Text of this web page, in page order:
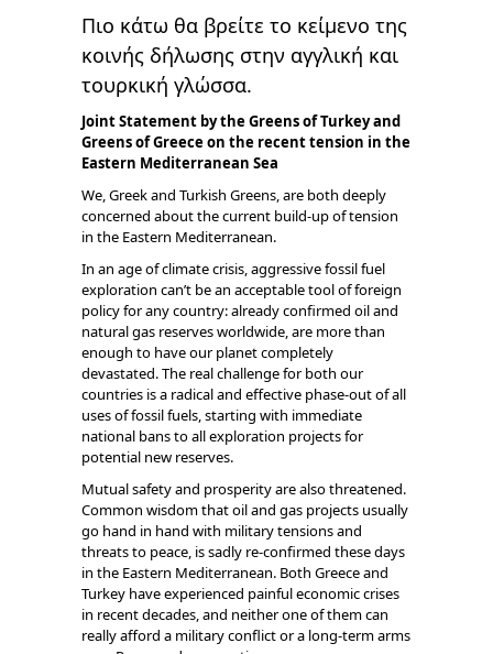
Πιο κάτω θα βρείτε το κείμενο της
κοινής δήλωσης στην αγγλική και
τουρκική γλώσσα.
JointStatement bytheGreensofTurkeyand
GreensofGreece on the recent tension in the
Eastern Mediterranean Sea
We, Greek and Turkish Greens, are both deeply
concerned about the current build-up of tension
in the Eastern Mediterranean.
In an age of climate crisis, aggressive fossil fuel
exploration can’t be an acceptable tool of foreign
policy for any country: already confirmed oil and
natural gas reserves worldwide, are more than
enough to have our planet completely
devastated. The real challenge for both our
countries is a radical and effective phase-out of all
uses of fossil fuels, starting with immediate
national bans to all exploration projects for
potential new reserves.
Mutual safety and prosperity are also threatened.
Common wisdom that oil and gas projects usually
go hand in hand with military tensions and
threats to peace, is sadly re-confirmed these days
in the Eastern Mediterranean. Both Greece and
Turkey have experienced painful economic crises
in recent decades, and neither one of them can
really afford a military conflict or a long-term arms